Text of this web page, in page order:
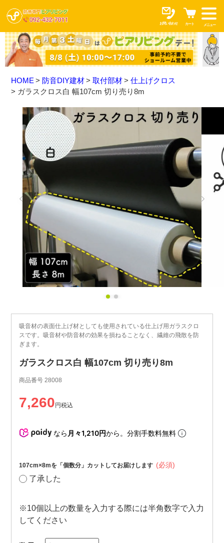
お問い合わせ カート メニュー
HOME 防音DIY建材 取付部材
仕上げクロス
ガラスクロス白 幅107cm 切り売り8m
吸音材の表面仕上げ材としても使用されている仕上げ用ガラスクロ
スです。吸音材や防音材の効果を損ねることなく、繊維の飛散を防
ぎます。
ガラスクロス白 幅107cm 切り売り8m
商品番号 28008
7,260 税込
なら 月々1,210円から。分割手数料無料
107cm×8mを「個数分」カットしてお届けします (必須)
了承した
※10個以上の数量を入力する際には半角数字で入力
してください